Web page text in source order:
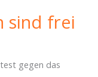
sind frei
gegen das